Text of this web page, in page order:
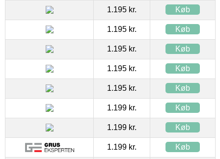
1.195 kr. Køb
1.195 kr. Køb
1.195 kr. Køb
1.195 kr. Køb
1.195 kr. Køb
1.199 kr. Køb
1.199 kr. Køb
1.199 kr. Køb